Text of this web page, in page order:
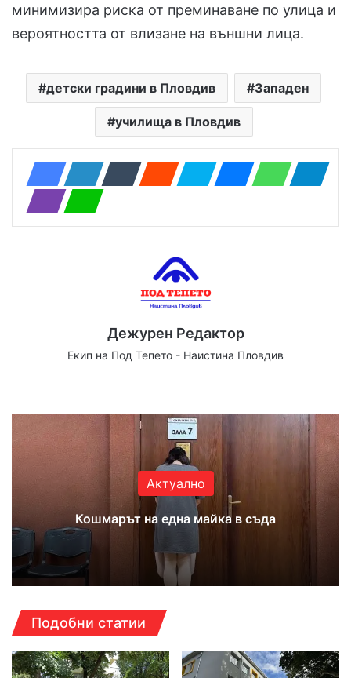
минимизира риска от преминаване по улица и
вероятността от влизане на външни лица.
детски градини в Пловдив Западен
училища в Пловдив
Дежурен Редактор
Екип на Под Тепето - Наистина Пловдив
Актуално
Кошмарът на една майка в съда
Подобни статии